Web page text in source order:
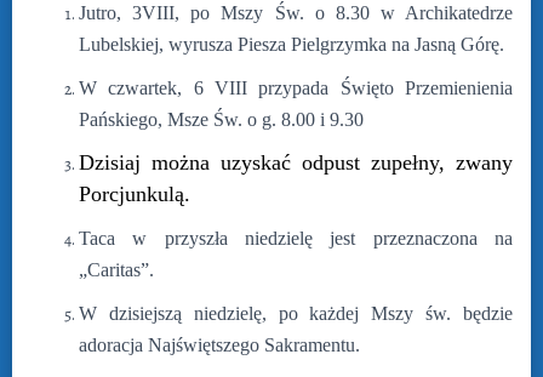
Jutro,3VIII, po Mszy Św. o 8.30 w Archikatedrze
Lubelskiej, wyrusza Piesza Pielgrzymka na Jasną Górę.
W czwartek, 6 VIII przypada Święto Przemienienia
Pańskiego, Msze Św. o g. 8.00 i 9.30
Dzisiaj można uzyskać odpust zupełny, zwany
Porcjunkulą.
Taca w przyszła niedzielę jest przeznaczona na
„Caritas”.
W dzisiejszą niedzielę, po każdej Mszy św. będzie
adoracja Najświętszego Sakramentu.